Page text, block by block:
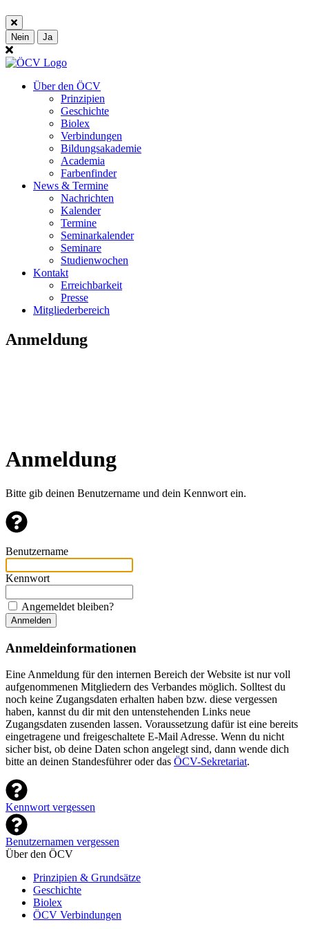
Nein Ja
Über den ÖCV
Prinzipien
Geschichte
Biolex
Verbindungen
Bildungsakademie
Academia
Farbenfinder
News & Termine
Nachrichten
Kalender
Termine
Seminarkalender
Seminare
Studienwochen
Kontakt
Erreichbarkeit
Presse
Mitgliederbereich
Anmeldung
Anmeldung
Bitte gib deinen Benutzername und dein Kennwort ein.
Benutzername
Kennwort
Angemeldet bleiben?
Anmelden
Anmeldeinformationen
Eine Anmeldung für den internen Bereich der Website ist nur voll
aufgenommenen Mitgliedern des Verbandes möglich. Solltest du
noch keine Zugangsdaten erhalten haben bzw. diese vergessen
haben, kannst du dir mit den untenstehenden Links neue
Zugangsdaten zusenden lassen. Voraussetzung dafür ist eine bereits
eingetragene und freigeschaltete E-Mail Adresse. Wenn du nicht
sicher bist, ob deine Daten schon angelegt sind, dann wende dich
bitte an deinen Standesführer oder das ÖCV-Sekretariat.
Kennwort vergessen
Benutzernamen vergessen
Über den ÖCV
Prinzipien & Grundsätze
Geschichte
Biolex
ÖCV Verbindungen